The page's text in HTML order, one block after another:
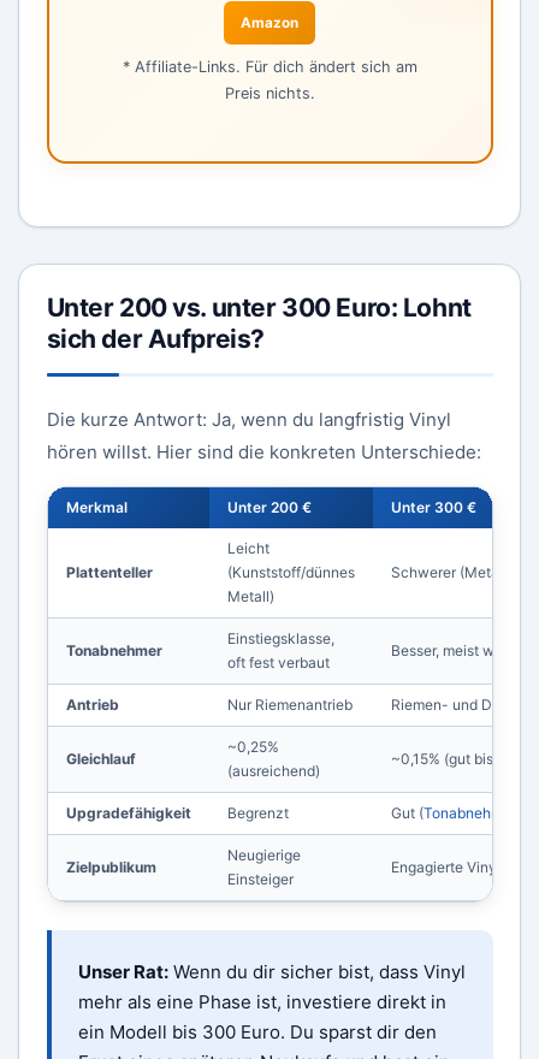
Amazon
* Affiliate-Links. Für dich ändert sich am
Preis nichts.
Unter 200 vs. unter 300 Euro: Lohnt
sich der Aufpreis?
Die kurze Antwort: Ja, wenn du langfristig Vinyl
hören willst. Hier sind die konkreten Unterschiede:
Merkmal Unter 200 € Unter 300 €
Plattenteller
Leicht
(Kunststoff/dünnes
Metall)
Schwerer (Metall,
Tonabnehmer
Einstiegsklasse,
oft fest verbaut
Besser, meist
Antrieb Nur Riemenantrieb Riemen- und
Gleichlauf
~0,25%
(ausreichend)
~0,15% (gut bis sehr
Upgradefähigkeit Begrenzt Gut (Tonabnehmer,
Zielpublikum
Neugierige
Einsteiger
Engagierte Vinyl-Fans
Unser Rat: Wenn du dir sicher bist, dass Vinyl
mehr als eine Phase ist, investiere direkt in
ein Modell bis 300 Euro. Du sparst dir den